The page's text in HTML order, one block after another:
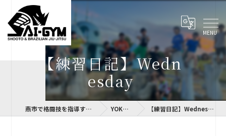
【練習日記】Wedn
esday
燕市で格闘技を指導するSAI-GYM YOKOLOG 【練習日記】Wednesday#4031